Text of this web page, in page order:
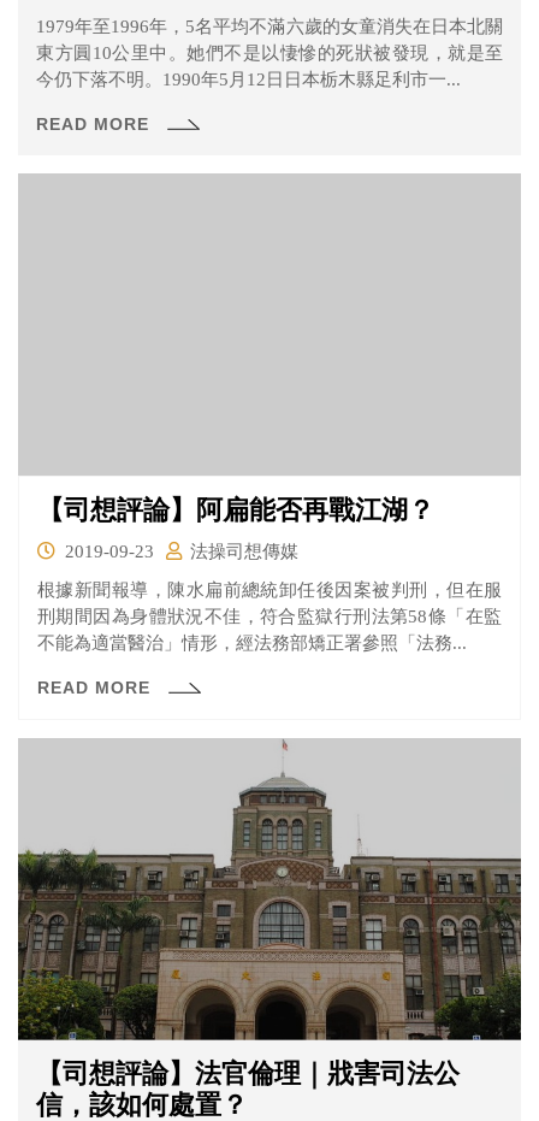
1979年至1996年，5名平均不滿六歲的女童消失在日本北關
東方圓10公里中。她們不是以悽慘的死狀被發現，就是至
今仍下落不明。1990年5月12日日本栃木縣足利市一...
READ MORE
【司想評論】阿扁能否再戰江湖？
2019-09-23
法操司想傳媒
根據新聞報導，陳水扁前總統卸任後因案被判刑，但在服
刑期間因為身體狀況不佳，符合監獄行刑法第58條「在監
不能為適當醫治」情形，經法務部矯正署參照「法務...
READ MORE
【司想評論】法官倫理｜戕害司法公
信，該如何處置？